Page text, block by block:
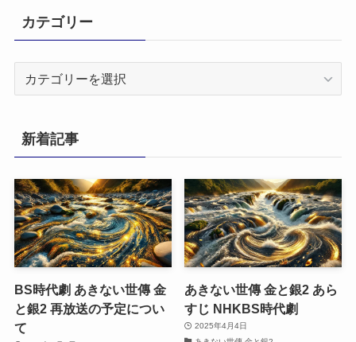
カテゴリー
リ
ー
新着記事
BS時代劇 あきない世傳 金
と銀2 再放送の予定につい
て
あきない世傳 金と銀2 あら
すじ NHKBS時代劇
2025年4月4日